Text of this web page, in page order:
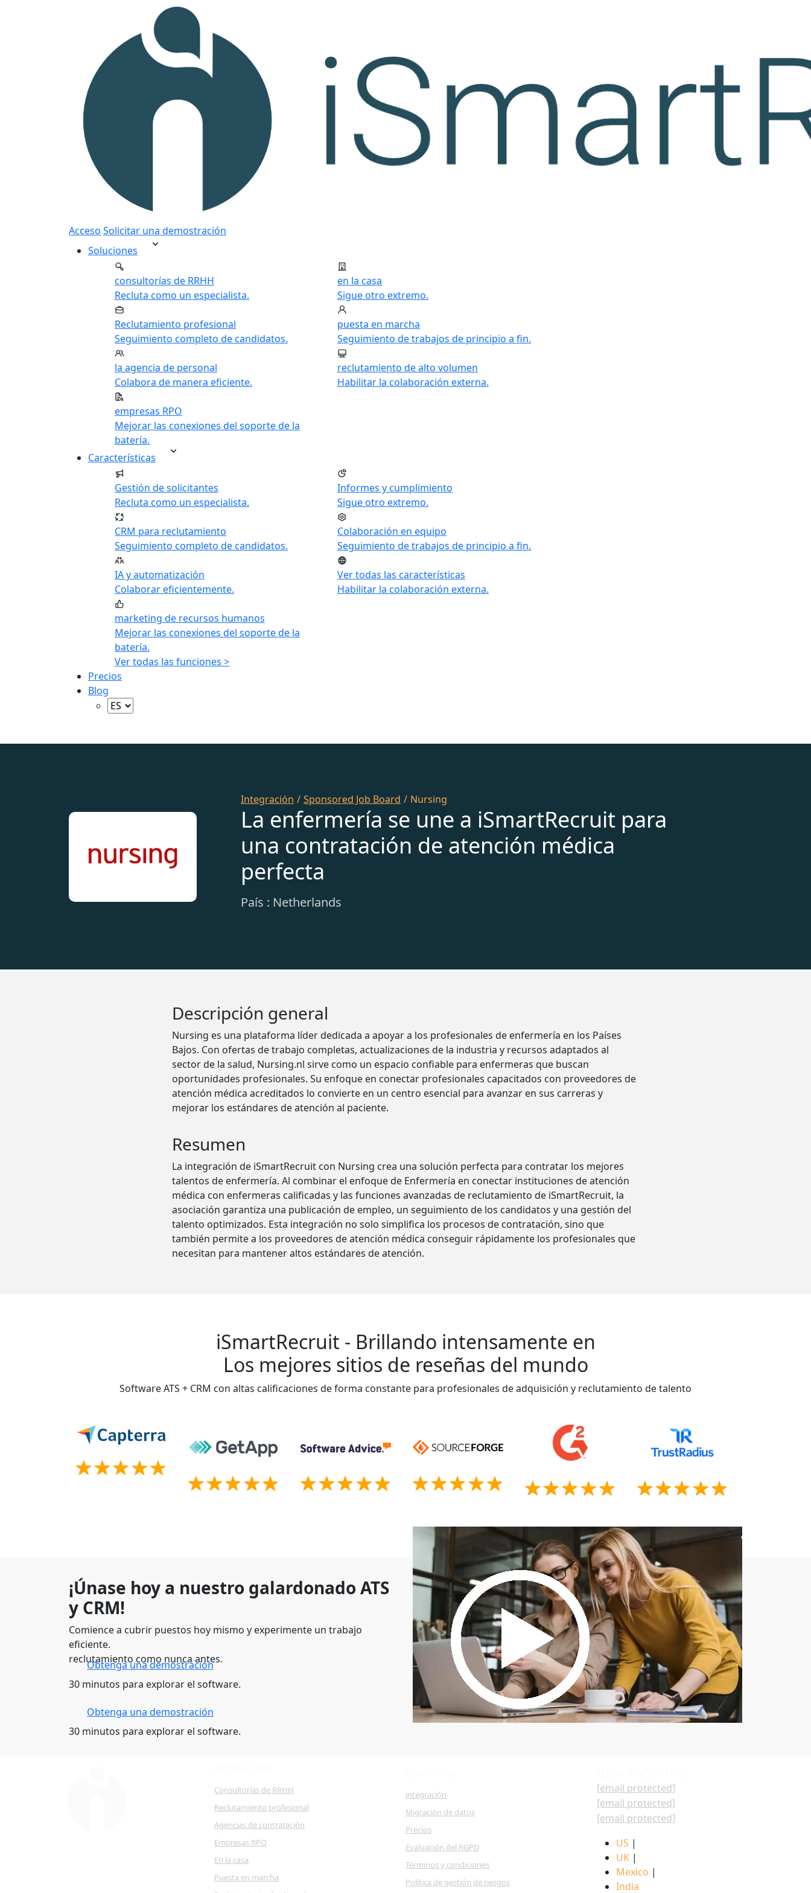
Acceso Solicitar una demostración
Soluciones
consultorías de RRHH
Recluta como un especialista.
Reclutamiento profesional
Seguimiento completo de candidatos.
la agencia de personal
Colabora de manera eficiente.
empresas RPO
Mejorar las conexiones del soporte de la
batería.
en la casa
Sigue otro extremo.
puesta en marcha
Seguimiento de trabajos de principio a fin.
reclutamiento de alto volumen
Habilitar la colaboración externa.
Características
Gestión de solicitantes
Recluta como un especialista.
CRM para reclutamiento
Seguimiento completo de candidatos.
IA y automatización
Colaborar eficientemente.
marketing de recursos humanos
Mejorar las conexiones del soporte de la
batería.
Informes y cumplimiento
Sigue otro extremo.
Colaboración en equipo
Seguimiento de trabajos de principio a fin.
Ver todas las características
Habilitar la colaboración externa.
Ver todas las funciones >
Precios
Blog
Integración / Sponsored Job Board / Nursing
La enfermería se une a iSmartRecruit para
una contratación de atención médica
perfecta
País : Netherlands
Descripción general
Nursing es una plataforma líder dedicada a apoyar a los profesionales de enfermería en los Países
Bajos. Con ofertas de trabajo completas, actualizaciones de la industria y recursos adaptados al
sector de la salud, Nursing.nl sirve como un espacio confiable para enfermeras que buscan
oportunidades profesionales. Su enfoque en conectar profesionales capacitados con proveedores de
atención médica acreditados lo convierte en un centro esencial para avanzar en sus carreras y
mejorar los estándares de atención al paciente.
Resumen
La integración de iSmartRecruit con Nursing crea una solución perfecta para contratar los mejores
talentos de enfermería. Al combinar el enfoque de Enfermería en conectar instituciones de atención
médica con enfermeras calificadas y las funciones avanzadas de reclutamiento de iSmartRecruit, la
asociación garantiza una publicación de empleo, un seguimiento de los candidatos y una gestión del
talento optimizados. Esta integración no solo simplifica los procesos de contratación, sino que
también permite a los proveedores de atención médica conseguir rápidamente los profesionales que
necesitan para mantener altos estándares de atención.
iSmartRecruit - Brillando intensamente en
Los mejores sitios de reseñas del mundo
Software ATS + CRM con altas calificaciones de forma constante para profesionales de adquisición y reclutamiento de talento
¡Únase hoy a nuestro galardonado ATS
y CRM!
Comience a cubrir puestos hoy mismo y experimente un trabajo
eficiente.
reclutamiento como nunca antes.
Obtenga una demostración
30 minutos para explorar el software.
Obtenga una demostración
30 minutos para explorar el software.
Consultorías de RRHH
Reclutamiento profesional
Agencias de contratación
Empresas RPO
En la casa
Puesta en marcha
integración
Migración de datos
Precios
Evaluación del RGPD
Términos y condiciones
Política de gestión de riesgos
[email protected]
[email protected]
[email protected]
US |
UK |
Mexico |
India